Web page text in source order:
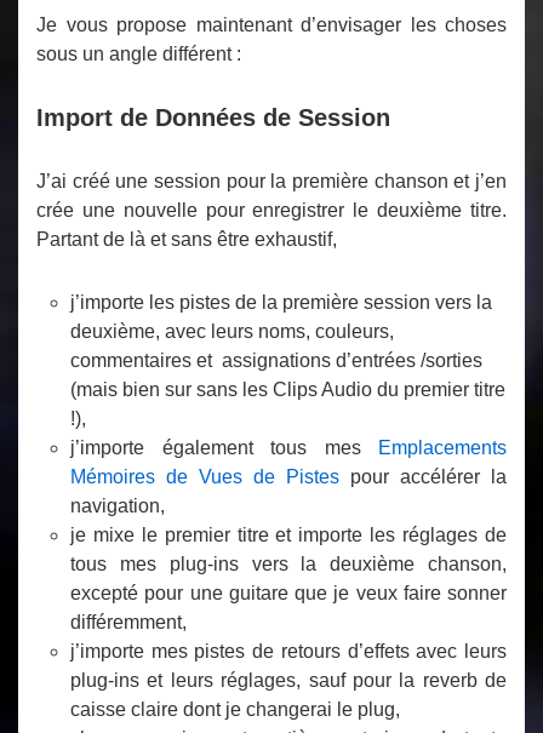
Je vous propose maintenant d’envisager les choses
sous un angle différent :
Import de Données de Session
J’ai créé une session pour la première chanson et j’en
crée une nouvelle pour enregistrer le deuxième titre.
Partant de là et sans être exhaustif,
j’importe les pistes de la première session vers la
deuxième, avec leurs noms, couleurs,
commentaires et assignations d’entrées /sorties
(mais bien sur sans les Clips Audio du premier titre
!),
j’importe également tous mes
Emplacements
Mémoires de Vues de Pistes pour accélérer la
navigation,
je mixe le premier titre et importe les réglages de
tous mes plug-ins vers la deuxième chanson,
excepté pour une guitare que je veux faire sonner
différemment,
j’importe mes pistes de retours d’effets avec leurs
plug-ins et leurs réglages, sauf pour la reverb de
caisse claire dont je changerai le plug,